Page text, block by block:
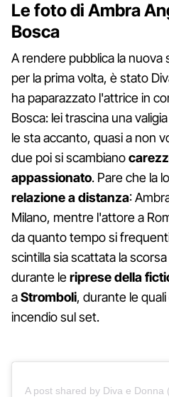
Le foto di Ambra
Bosca
A rendere pubblica la nuova
per la prima volta, è stato
ha paparazzato l'attrice in
Bosca: lei trascina una
le sta accanto, quasi a non
due poi si scambiano
appassionato. Pare che la
relazione a distanza:
Milano, mentre l'attore a
da quanto tempo si
scintilla sia scattata la
durante leriprese della
aStromboli, durante le
incendio sul set.
A post shared by Diva e